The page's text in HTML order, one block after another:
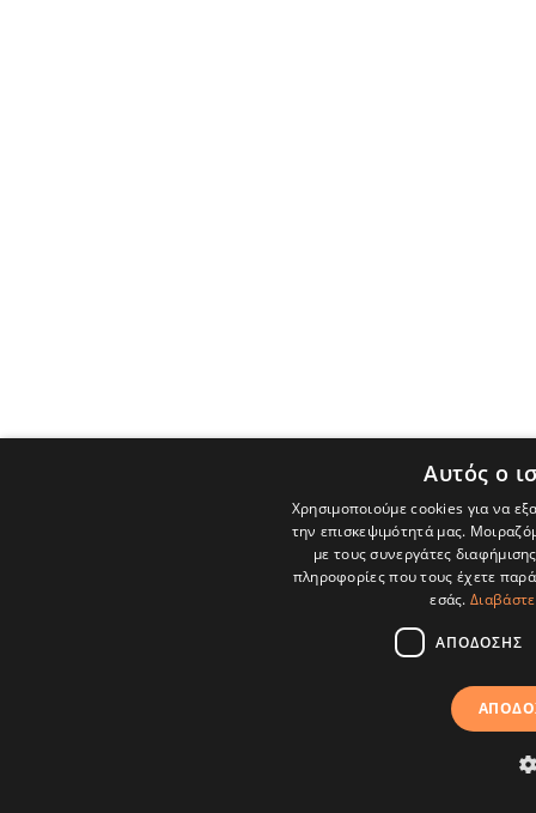
Αυτός ο
Χρησιμοποιούμε cookies για να
την επισκεψιμότητά μας.
με τους συνεργάτες
πληροφορίες που τους έχετε
εσάς.
ΑΠΌΔΟΣΗΣ